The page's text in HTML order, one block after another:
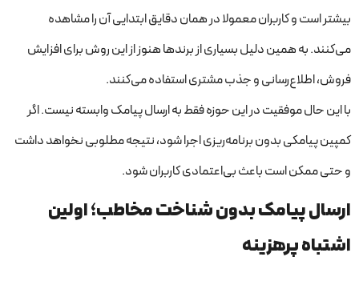
بیشتر است و کاربران معمولا در همان دقایق ابتدایی آن را مشاهده
می‌کنند. به همین دلیل بسیاری از برندها هنوز از این روش برای افزایش
فروش، اطلاع‌رسانی و جذب مشتری استفاده می‌کنند.
با این حال موفقیت در این حوزه فقط به ارسال پیامک وابسته نیست. اگر
کمپین پیامکی بدون برنامه‌ریزی اجرا شود، نتیجه مطلوبی نخواهد داشت
و حتی ممکن است باعث بی‌اعتمادی کاربران شود.
ارسال پیامک بدون شناخت مخاطب؛ اولین
اشتباه پرهزینه